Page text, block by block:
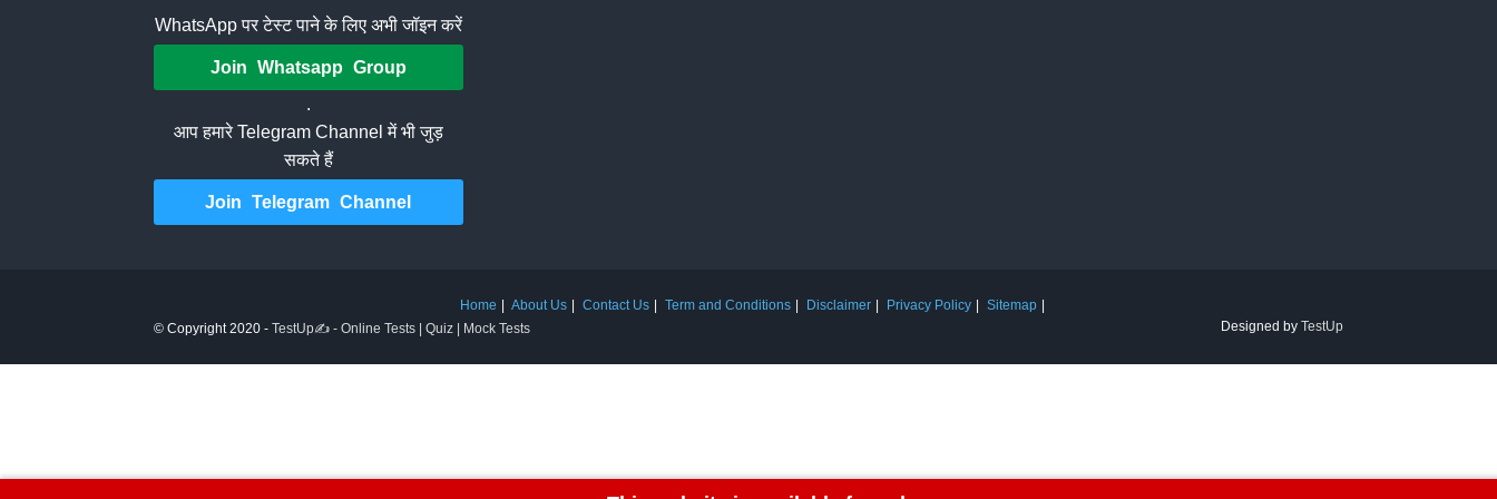
WhatsApp पर टेस्ट पाने के लिए अभी जॉइन करें
Join Whatsapp Group
.
आप हमारे Telegram Channel में भी जुड़
सकते हैं
Join Telegram Channel
Home About Us Contact Us Term and Conditions Disclaimer Privacy Policy
Sitemap
© Copyright 2020 - TestUp✍️ - Online Tests | Quiz | Mock Tests Designed by TestUp